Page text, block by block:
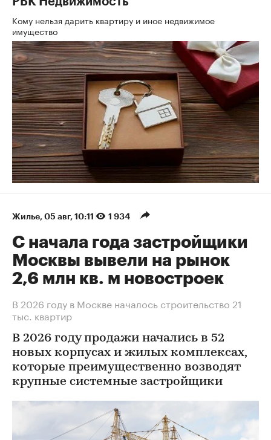
Кому нельзя дарить квартиру и иное недвижимое
имущество
Жилье 05 авг, 10:11 1 934
С начала года застройщики
Москвы вывели на рынок
2,6 млн кв. м новостроек
В 2026 году в Москве началось строительство 21
тыс. квартир
В 2026 году продажи начались в 52
новых корпусах и жилых комплексах,
которые преимущественно возводят
крупные системные застройщики